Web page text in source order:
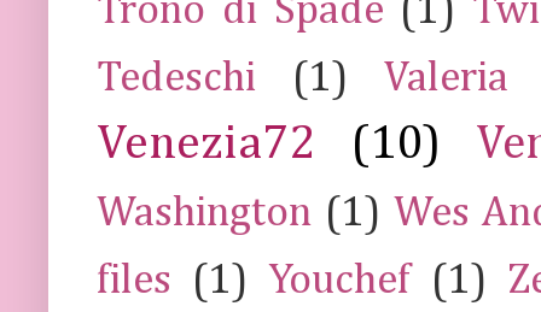
Trono di Spade (1)
Tedeschi
(1) Valeria
Venezia72 (10)
Washington (1) Wes
files
(1) Youchef (1)